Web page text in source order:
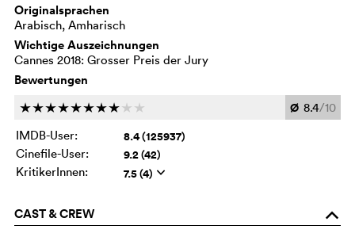
Originalsprachen
Arabisch, Amharisch
Wichtige Auszeichnungen
Cannes 2018: Grosser Preis der Jury
Bewertungen
cccccccc c c Ø 8.4/10
IMDB-User:
8.4 (125937)
Cinefile-User: 9.2 (42)
KritikerInnen: 7.5 (4) q
CAST & CREW o